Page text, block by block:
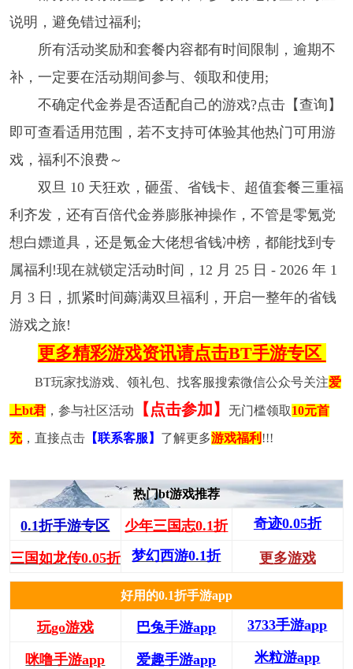
说明，避免错过福利;
所有活动奖励和套餐内容都有时间限制，逾期不
补，一定要在活动期间参与、领取和使用;
不确定代金券是否适配自己的游戏?点击【查询】
即可查看适用范围，若不支持可体验其他热门可用游
戏，福利不浪费～
双旦 10 天狂欢，砸蛋、省钱卡、超值套餐三重福
利齐发，还有百倍代金券膨胀神操作，不管是零氪党
想白嫖道具，还是氪金大佬想省钱冲榜，都能找到专
属福利!现在就锁定活动时间，12 月 25 日 - 2026 年 1
月 3 日，抓紧时间薅满双旦福利，开启一整年的省钱
游戏之旅!
更多精彩游戏资讯请点击BT手游专区
BT玩家找游戏、领礼包、找客服搜索微信公众号关注爱
上bt君，参与社区活动 【点击参加】 无门槛领取10元首
充，直接点击【联系客服】 了解更多游戏福利 !!!
热门bt游戏推荐
0.1折手游专区 少年三国志0.1折 奇迹0.05折
三国如龙传0.05折 梦幻西游0.1折 更多游戏
好用的0.1折手游app
玩go游戏 巴兔手游app 3733手游app
咪噜手游app 爱趣手游app 米粒游app